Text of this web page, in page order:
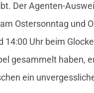
Der Agenten-
Ostersonntag und
14:00 Uhr beim
gesammelt haben,
ein